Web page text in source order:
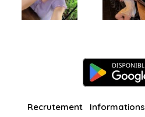
Recrutement Informations